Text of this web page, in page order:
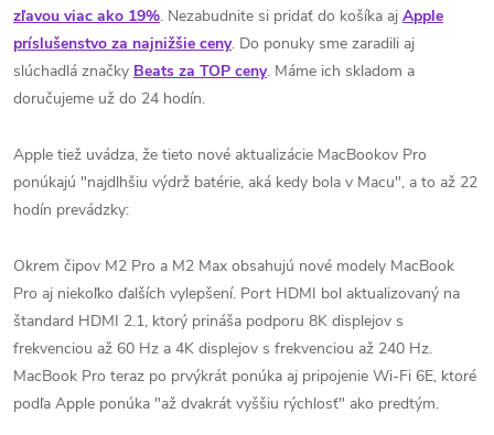
zľavou viac ako 19%. Nezabudnite si pridať do košíka aj Apple
príslušenstvo za najnižšie ceny. Do ponuky sme zaradili aj
slúchadlá značky Beats za TOP ceny. Máme ich skladom a
doručujeme už do 24 hodín.
Apple tiež uvádza, že tieto nové aktualizácie MacBookov Pro
ponúkajú "najdlhšiu výdrž batérie, aká kedy bola v Macu", a to až 22
hodín prevádzky:
Okrem čipov M2 Pro a M2 Max obsahujú nové modely MacBook
Pro aj niekoľko ďalších vylepšení. Port HDMI bol aktualizovaný na
štandard HDMI 2.1, ktorý prináša podporu 8K displejov s
frekvenciou až 60 Hz a 4K displejov s frekvenciou až 240 Hz.
MacBook Pro teraz po prvýkrát ponúka aj pripojenie Wi-Fi 6E, ktoré
podľa Apple ponúka "až dvakrát vyššiu rýchlosť" ako predtým.